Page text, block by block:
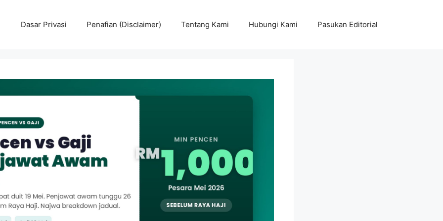
Dasar Privasi Penafian (Disclaimer) Tentang Kami Hubungi Kami Pasukan Editorial